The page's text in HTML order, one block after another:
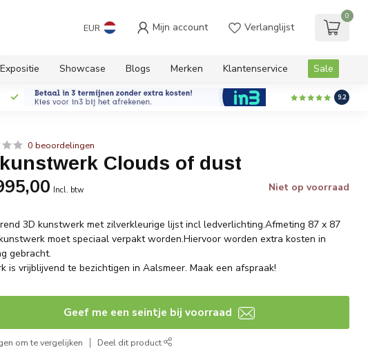
EUR Mijn account Verlanglijst
0
Expositie Showcase Blogs Merken Klantenservice Sale
9.2
0 beoordelingen
Clouds of dust
Incl. btw Niet op voorraad
3D kunstwerk met zilverkleurige lijst incl ledverlichting.Afmeting 87 x 87
moet speciaal verpakt worden.Hiervoor worden extra kosten in
gebracht.
is vrijblijvend te bezichtigen in Aalsmeer. Maak een afspraak!
Geef me een seintje bij voorraad
om te vergelijken Deel dit product